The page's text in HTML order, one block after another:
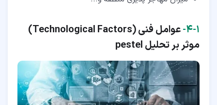
۱‏-‏۴‏- عوامل فنی (Technological Factors
)
موثر بر تحلیل pestel